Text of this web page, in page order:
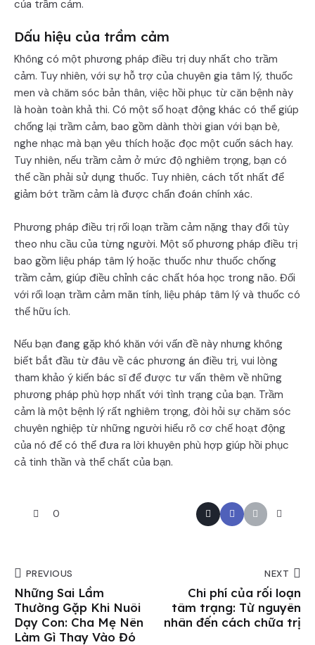
của trầm cảm.
Dấu hiệu của trầm cảm
Không có một phương pháp điều trị duy nhất cho trầm
cảm. Tuy nhiên, với sự hỗ trợ của chuyên gia tâm lý, thuốc
men và chăm sóc bản thân, việc hồi phục từ căn bệnh này
là hoàn toàn khả thi. Có một số hoạt động khác có thể giúp
chống lại trầm cảm, bao gồm dành thời gian với bạn bè,
nghe nhạc mà bạn yêu thích hoặc đọc một cuốn sách hay.
Tuy nhiên, nếu trầm cảm ở mức độ nghiêm trọng, bạn có
thể cần phải sử dụng thuốc. Tuy nhiên, cách tốt nhất để
giảm bớt trầm cảm là được chẩn đoán chính xác.
Phương pháp điều trị rối loạn trầm cảm nặng thay đổi tùy
theo nhu cầu của từng người. Một số phương pháp điều trị
bao gồm liệu pháp tâm lý hoặc thuốc như thuốc chống
trầm cảm, giúp điều chỉnh các chất hóa học trong não. Đối
với rối loạn trầm cảm mãn tính, liệu pháp tâm lý và thuốc có
thể hữu ích.
Nếu bạn đang gặp khó khăn với vấn đề này nhưng không
biết bắt đầu từ đâu về các phương án điều trị, vui lòng
tham khảo ý kiến bác sĩ để được tư vấn thêm về những
phương pháp phù hợp nhất với tình trạng của bạn. Trầm
cảm là một bệnh lý rất nghiêm trọng, đòi hỏi sự chăm sóc
chuyên nghiệp từ những người hiểu rõ cơ chế hoạt động
của nó để có thể đưa ra lời khuyên phù hợp giúp hồi phục
cả tinh thần và thể chất của bạn.
0
PREVIOUS
Những Sai Lầm
Thường Gặp Khi Nuôi
Dạy Con: Cha Mẹ Nên
Làm Gì Thay Vào Đó
NEXT
Chi phí của rối loạn
tâm trạng: Từ nguyên
nhân đến cách chữa trị